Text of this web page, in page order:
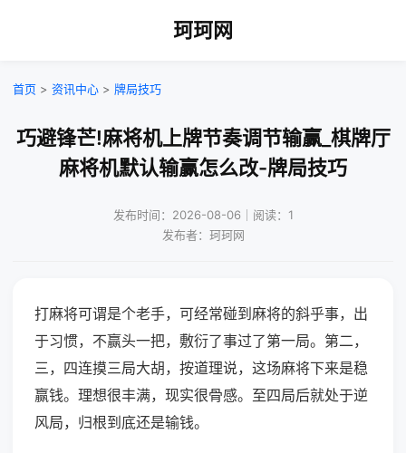
珂珂网
首页 > 资讯中心 > 牌局技巧
巧避锋芒!麻将机上牌节奏调节输赢_棋牌厅
麻将机默认输赢怎么改-牌局技巧
发布时间：2026-08-06｜阅读：1
发布者：珂珂网
打麻将可谓是个老手，可经常碰到麻将的斜乎事，出
于习惯，不赢头一把，敷衍了事过了第一局。第二，
三，四连摸三局大胡，按道理说，这场麻将下来是稳
赢钱。理想很丰满，现实很骨感。至四局后就处于逆
风局，归根到底还是输钱。